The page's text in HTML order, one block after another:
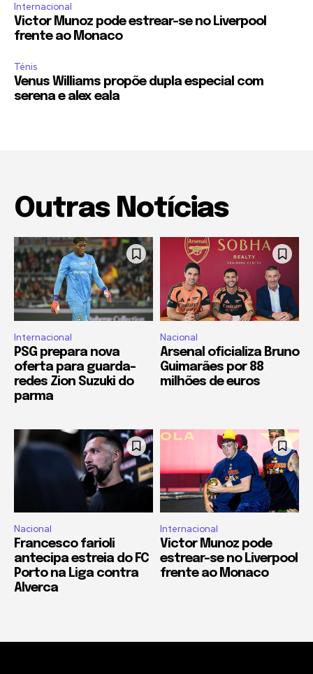
Internacional
Victor Munoz pode estrear-se no Liverpool
frente ao Monaco
Ténis
Venus Williams propõe dupla especial com
serena e alex eala
Outras Notícias
Internacional
PSG prepara nova
oferta para guarda-
redes Zion Suzuki do
parma
Nacional
Arsenal oficializa Bruno
Guimarães por 88
milhões de euros
Nacional
Francesco farioli
antecipa estreia do FC
Porto na Liga contra
Alverca
Internacional
Victor Munoz pode
estrear-se no Liverpool
frente ao Monaco